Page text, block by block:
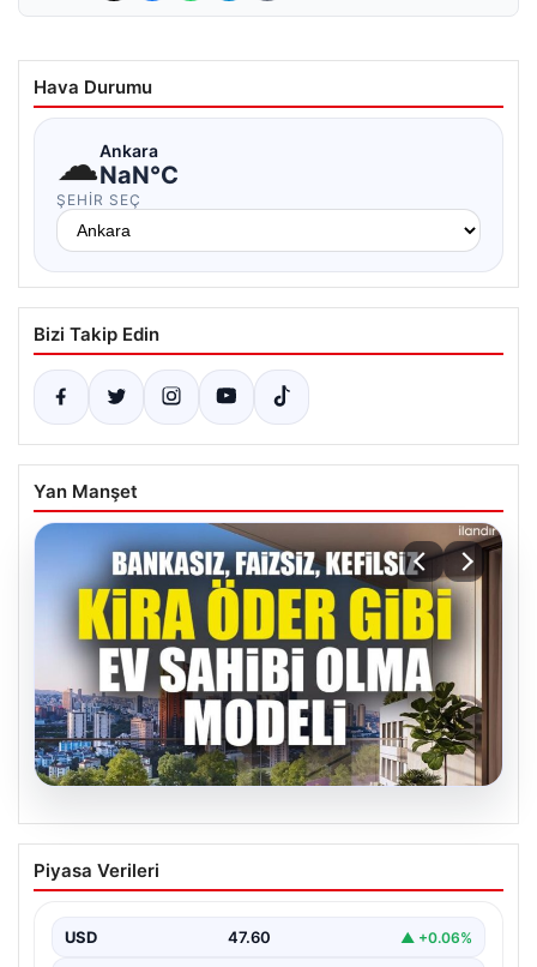
Hava Durumu
☁Ankara
NaN°C
ŞEHIR SEÇ
Bizi Takip Edin
Yan Manşet
04.08.2026
DAP Yapı’dan bir ilk! Emlak Konut
güvencesi Dap vizyonuyla kendi
Piyasa Verileri
USD 47.60 ▲ +0.06%